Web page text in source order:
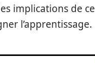
implications de ce
l’apprentissage.